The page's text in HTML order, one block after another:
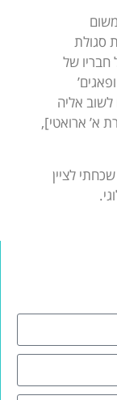
סגולת
חבריו של
לשוב אליה
א’ ארואטי],
לציין